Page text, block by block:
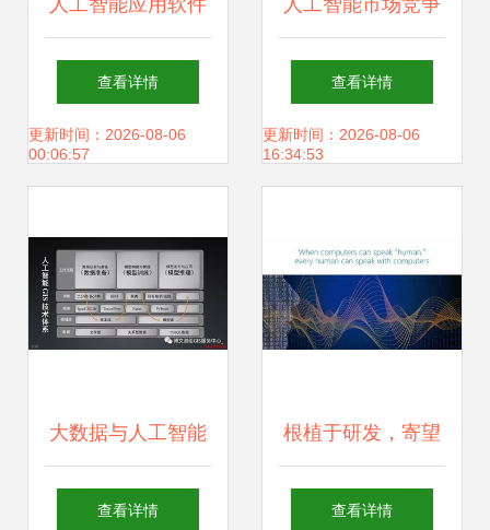
人工智能应用软件
开发 赋能中国制
造，探索智能工厂
查看详情
更新时间：2026-08-06
00:06:57
人工智能市场竞争
白热化 核心玩家产
品与应用布局全景
查看详情
更新时间：2026-08-06
16:34:53
大数据与人工智能
时代的GIS软件与
查看详情
根植于研发，寄望
于对话 微软的人工
查看详情